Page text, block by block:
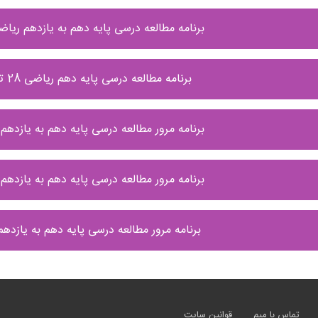
برنامه مطالعه درسی پایه دهم به یازدهم ریاضی 4 الی 10
برنامه مطالعه درسی پایه دهم ریاضی 28 تیر الی 3 مرداد ماه
برنامه مرور مطالعه درسی پایه دهم به یازدهم ریاضی 21
برنامه مرور مطالعه درسی پایه دهم به یازدهم ریاضی 14
برنامه مرور مطالعه درسی پایه دهم به یازدهم ریاضی7